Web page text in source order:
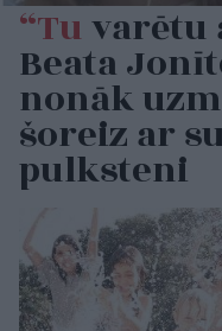
“Tuvarētu
Beata
nonāk
šoreiz ar
pulksteni